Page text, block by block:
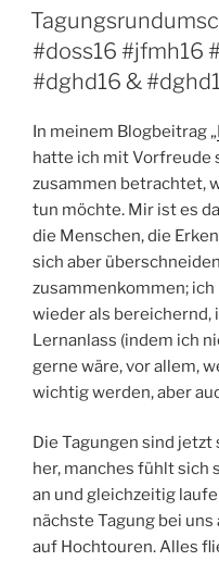
AM
#doss16 #jfmh16
#dghd16 &
In meinem Blogbeitrag „
hatte ich mit Vorfreude
zusammen betrachtet,
tun möchte. Mir ist es
die Menschen, die
sich aber
zusammenkommen;
wieder als
Lernanlass (indem ich
gerne wäre, vor allem,
wichtig werden, aber
Die Tagungen sind
her, manches fühlt sich
an und gleichzeitig
nächste Tagung bei
auf Hochtouren. Alles